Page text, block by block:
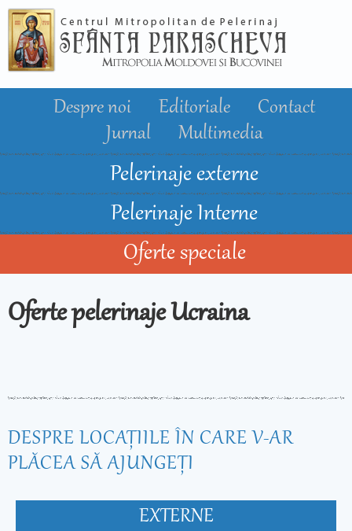
conţinutul
principal
Despre noi Editoriale
Contact
Jurnal
Multimedia
Pelerinaje externe
Pelerinaje Interne
Oferte speciale
Oferte pelerinaje Ucraina
DESPRE LOCAŢIILE ÎN CARE V-AR
PLĂCEA SĂ AJUNGEŢI
EXTERNE